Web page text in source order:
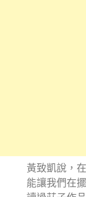
黃致凱說，
能讓我們在